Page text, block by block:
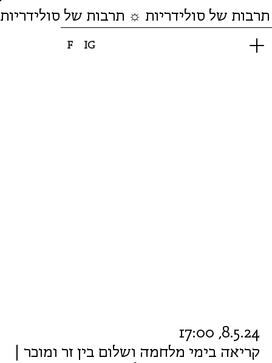
F IG
של סולידריות ☼ תרבות של סולידריות
קריאה בימי מלחמה ושלום בין זר ומוכר |
8.5.24, 17:00